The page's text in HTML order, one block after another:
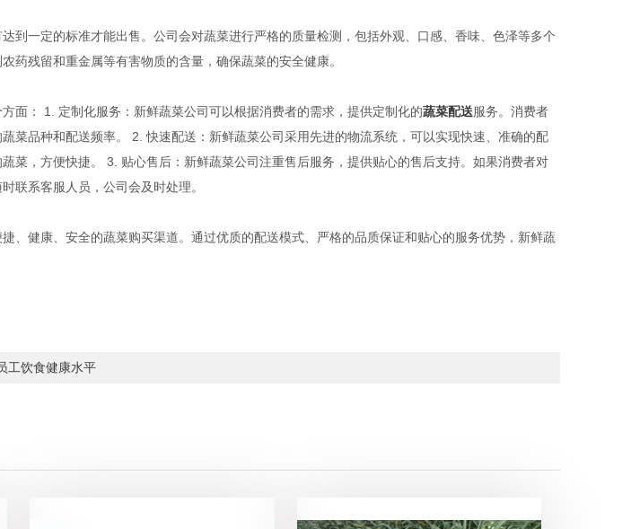
到一定的标准才能出售。公司会对蔬菜进行严格的质量检测，包括外观、口感、香味、色泽等多个
药残留和重金属等有害物质的含量，确保蔬菜的安全健康。
面： 1. 定制化服务：新鲜蔬菜公司可以根据消费者的需求，提供定制化的蔬菜配送服务。消费者
菜品种和配送频率。 2. 快速配送：新鲜蔬菜公司采用先进的物流系统，可以实现快速、准确的配
菜，方便快捷。 3. 贴心售后：新鲜蔬菜公司注重售后服务，提供贴心的售后支持。如果消费者对
联系客服人员，公司会及时处理。
、健康、安全的蔬菜购买渠道。通过优质的配送模式、严格的品质保证和贴心的服务优势，新鲜蔬
工饮食健康水平